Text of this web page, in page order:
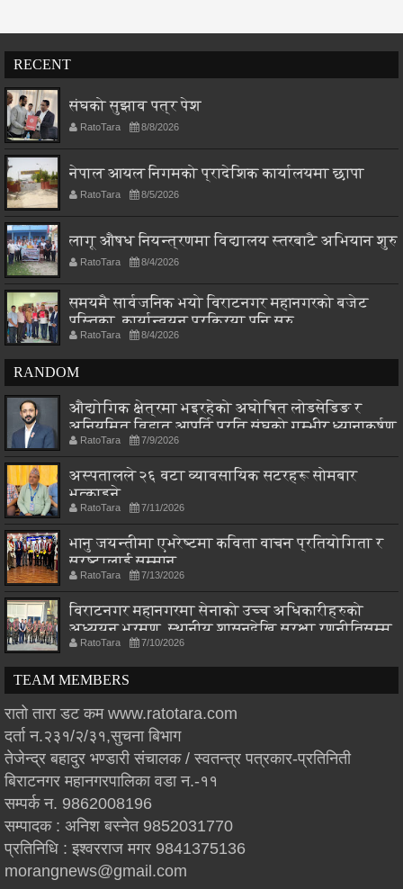
RECENT
संघको सुझाव पत्र पेश
RatoTara 8/8/2026
नेपाल आयल निगमको प्रादेशिक कार्यालयमा छापा
RatoTara 8/5/2026
लागू औषध नियन्त्रणमा विद्यालय स्तरबाटै अभियान शुरु
RatoTara 8/4/2026
समयमै सार्वजनिक भयो विराटनगर महानगरको बजेट
पुस्तिका, कार्यान्वयन प्रक्रिया पनि सुरु
RatoTara 8/4/2026
RANDOM
औद्योगिक क्षेत्रमा भइरहेको अघोषित लोडसेडिङ र
अनियमित विद्युत आपूर्ति प्रति संघको गम्भीर ध्यानाकर्षण
RatoTara 7/9/2026
अस्पतालले २६ वटा व्यावसायिक सटरहरू सोमबार
भत्काइने
RatoTara 7/11/2026
भानु जयन्तीमा एभरेष्टमा कविता वाचन प्रतियोगिता र
स्रष्टालाई सम्मान
RatoTara 7/13/2026
विराटनगर महानगरमा सेनाको उच्च अधिकारीहरुको
अध्ययन भ्रमण, स्थानीय शासनदेखि सुरक्षा रणनीतिसम्म
छलफल
RatoTara 7/10/2026
TEAM MEMBERS
रातो तारा डट कम www.ratotara.com
दर्ता न.२३१/२/३१,सुचना बिभाग
तेजेन्द्र बहादुर भण्डारी संचालक / स्वतन्त्र पत्रकार-प्रतिनिती
बिराटनगर महानगरपालिका वडा न.-११
सम्पर्क न. 9862008196
सम्पादक : अनिश बस्नेत 9852031770
प्रतिनिधि : इश्वरराज मगर 9841375136
morangnews@gmail.com